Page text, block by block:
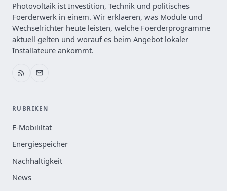
Photovoltaik ist Investition, Technik und politisches
Foerderwerk in einem. Wir erklaeren, was Module und
Wechselrichter heute leisten, welche Foerderprogramme
aktuell gelten und worauf es beim Angebot lokaler
Installateure ankommt.
RUBRIKEN
E-Mobililtät
Energiespeicher
Nachhaltigkeit
News